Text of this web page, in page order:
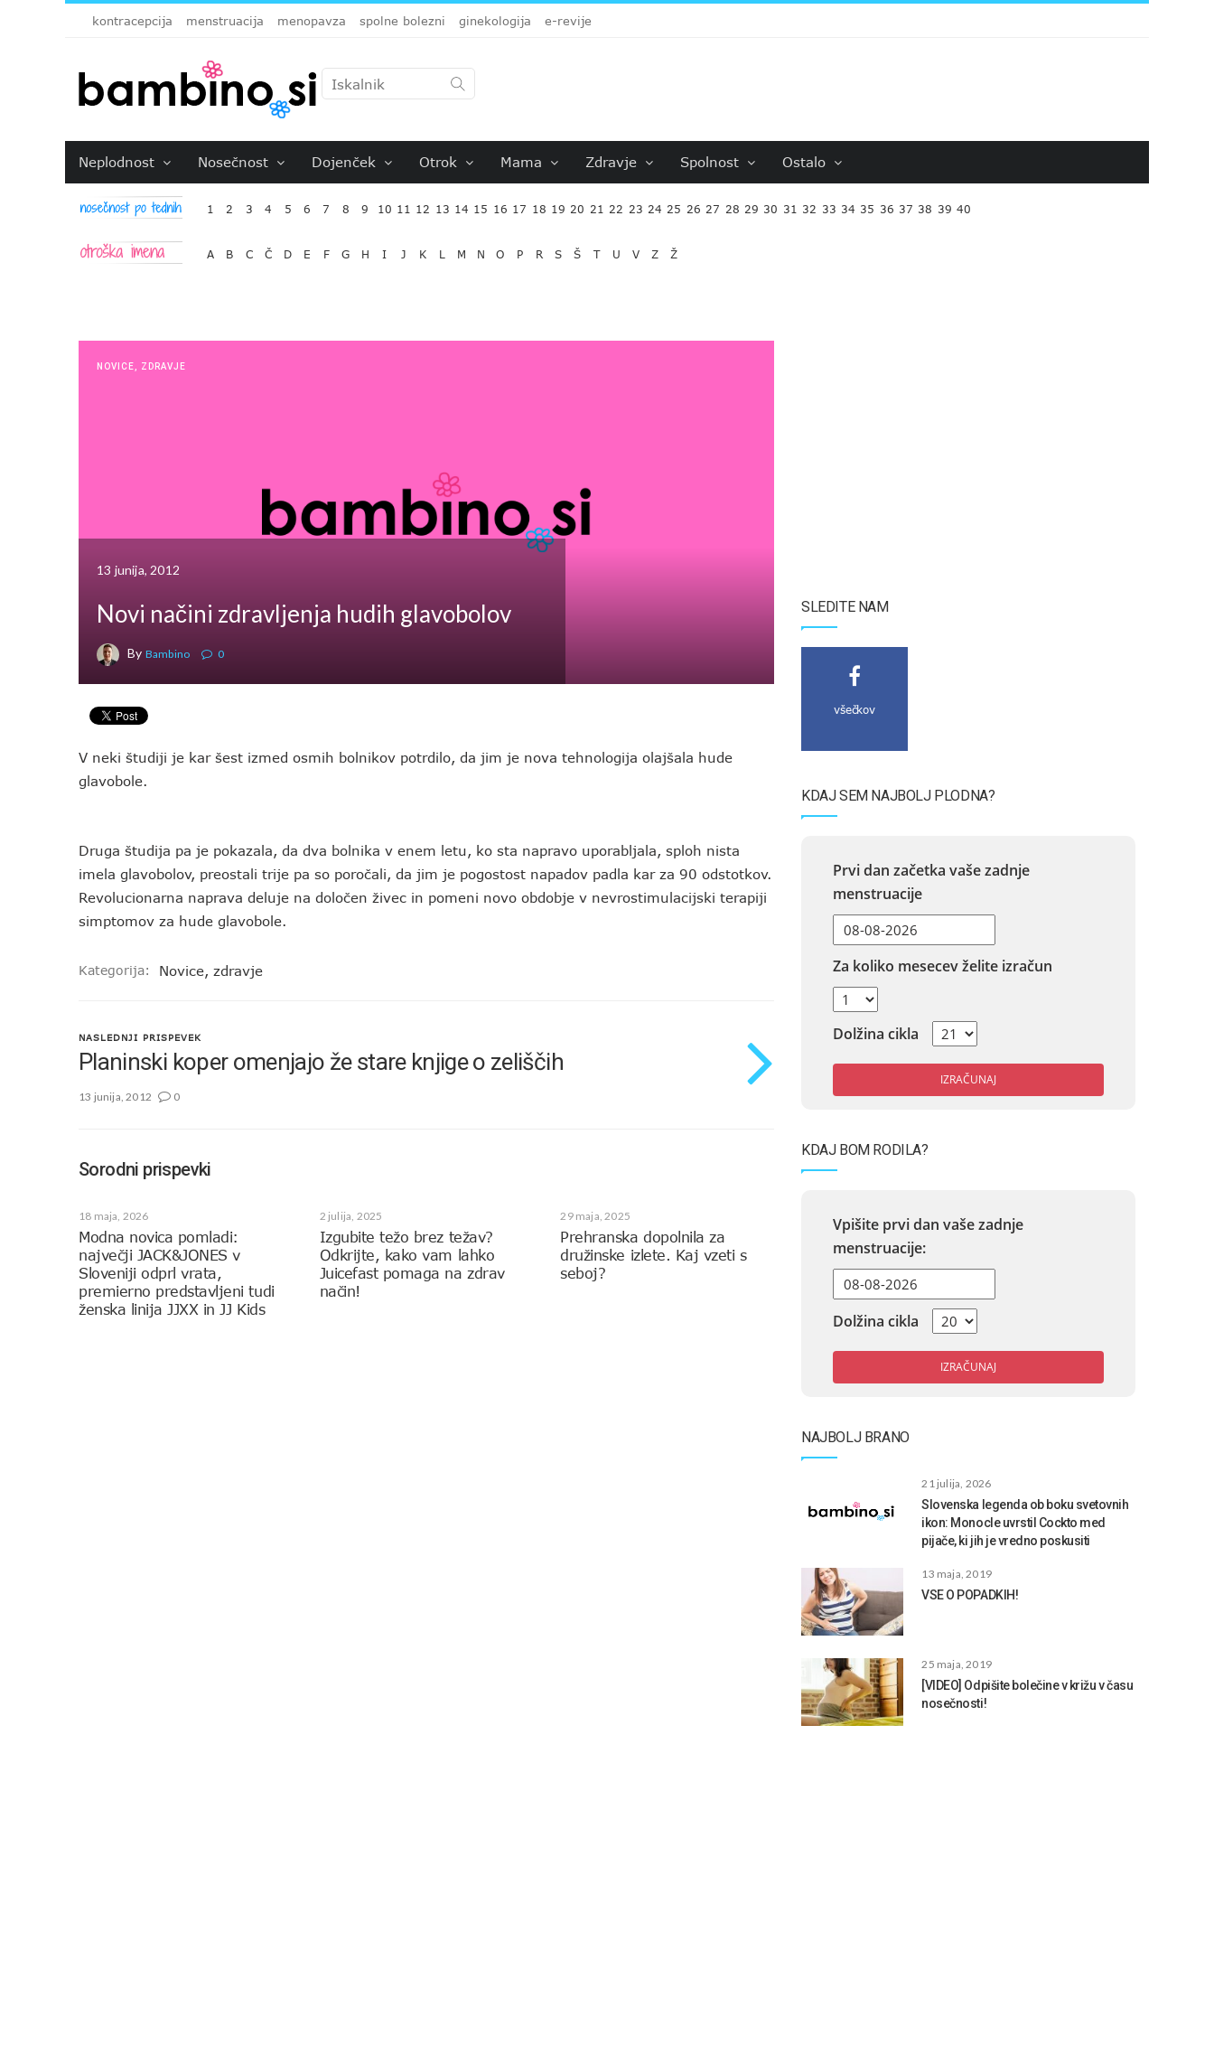
kontracepcija menstruacija menopavza spolne bolezni ginekologija e-revije
Neplodnost Nosečnost Dojenček Otrok Mama Zdravje Spolnost Ostalo
1 2 3 4 5 6 7 8 9 10 11 12 13 14 15 16 17 18 19 20 21 22 23 24 25 26 27 28 29 30 31 32 33 34 35 36 37 38 39 40
A B C Č D E F G H I J K L M N O P R S Š T U V Z Ž
NOVICE ZDRAVJE
13 junija, 2012
Novi načini zdravljenja hudih glavobolov
By Bambino 0
V neki študiji je kar šest izmed osmih bolnikov potrdilo, da jim je nova tehnologija olajšala hude
glavobole.
Druga študija pa je pokazala, da dva bolnika v enem letu, ko sta napravo uporabljala, sploh nista
imela glavobolov, preostali trije pa so poročali, da jim je pogostost napadov padla kar za 90 odstotkov.
Revolucionarna naprava deluje na določen živec in pomeni novo obdobje v nevrostimulacijski terapiji
simptomov za hude glavobole.
Kategorija: Novice, zdravje
NASLEDNJI PRISPEVEK
Planinski koper omenjajo že stare knjige o zeliščih
13 junija, 2012 0
Sorodni prispevki
18 maja, 2026
Modna novica pomladi:
največji JACK&JONES v
Sloveniji odprl vrata,
premierno predstavljeni tudi
ženska linija JJXX in JJ Kids
2 julija, 2025
Izgubite težo brez težav?
Odkrijte, kako vam lahko
Juicefast pomaga na zdrav
način!
29 maja, 2025
Prehranska dopolnila za
družinske izlete. Kaj vzeti s
seboj?
SLEDITE NAM
všečkov
KDAJ SEM NAJBOLJ PLODNA?
Prvi dan začetka vaše zadnje
menstruacije
Za koliko mesecev želite izračun
Dolžina cikla
IZRAČUNAJ
KDAJ BOM RODILA?
Vpišite prvi dan vaše zadnje
menstruacije:
Dolžina cikla
IZRAČUNAJ
NAJBOLJ BRANO
21 julija, 2026
Slovenska legenda ob boku svetovnih
ikon: Monocle uvrstil Cockto med
pijače, ki jih je vredno poskusiti
13 maja, 2019
VSE O POPADKIH!
25 maja, 2019
[VIDEO] Odpišite bolečine v križu v času
nosečnosti!